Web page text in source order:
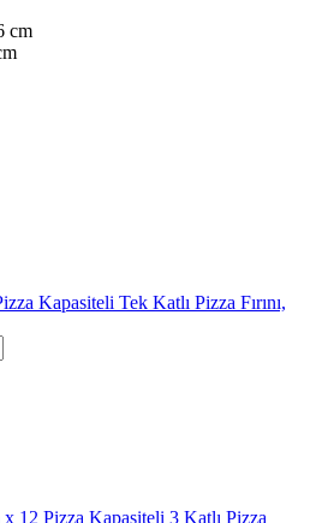
cm
Kapasiteli Tek Katlı Pizza Fırını,
12 Pizza Kapasiteli 3 Katlı Pizza